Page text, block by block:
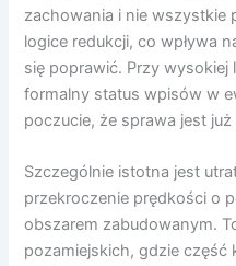
zachowania i nie wszystkie
logice redukcji, co wpływa
się poprawić. Przy
formalny status wpisów w
poczucie, że sprawa jest już
Szczególnie istotna jest
przekroczenie prędkości o
obszarem zabudowanym.
pozamiejskich, gdzie część